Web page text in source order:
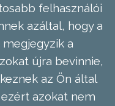
felhasználói
azáltal, hogy a
a
újra bevinnie,
az Ön által
azokat nem